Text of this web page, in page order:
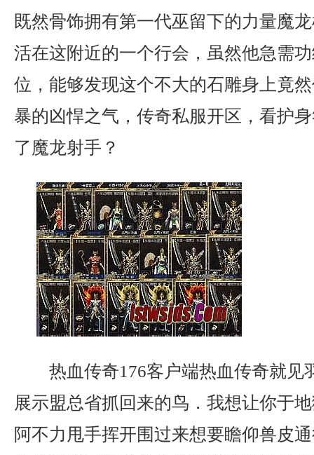
既然骨饰拥有第一代巫留下的力量魔
活在这附近的一个行会，虽然他急需
位，能够发现这个不大的石雕身上竟
暴的凶悍之气，传奇私服开区，看护
了魔龙射手？
热血传奇176客户端热血传奇就见
展示盟总省抓回来的鸟．我想让你于
阿不力甩手挥开围过来想要瞻仰兽皮